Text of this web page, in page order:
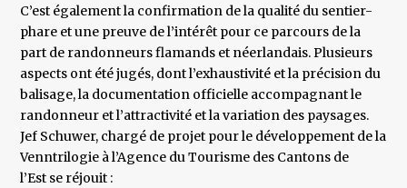
C’est également la confirmation de la qualité du sentier-
phare et une preuve de l’intérêt pour ce parcours de la
part de randonneurs flamands et néerlandais. Plusieurs
aspects ont été jugés, dont l’exhaustivité et la précision du
balisage, la documentation officielle accompagnant le
randonneur et l’attractivité et la variation des paysages.
Jef Schuwer, chargé de projet pour le développement de la
Venntrilogie à l’Agence du Tourisme des Cantons de
l’Est se réjouit :